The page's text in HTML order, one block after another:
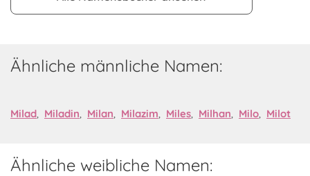
Ähnliche männliche Namen:
Milad, Miladin, Milan, Milazim, Miles, Milhan, Milo, Milot
Ähnliche weibliche Namen: